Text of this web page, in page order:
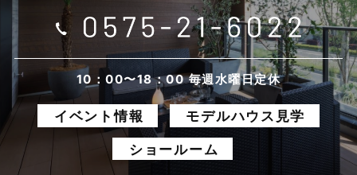
2025年7月
2025年6月
2025年5月
2025年4月
10：00〜18：00 毎週水曜日定休
イベント情報
モデルハウス見学
ショールーム